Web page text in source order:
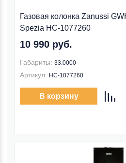
Газовая колонка Zanussi
Spezia НС-1077260
10 990 руб.
Габариты: 33.0000
Артикул: НС-1077260
В корзину